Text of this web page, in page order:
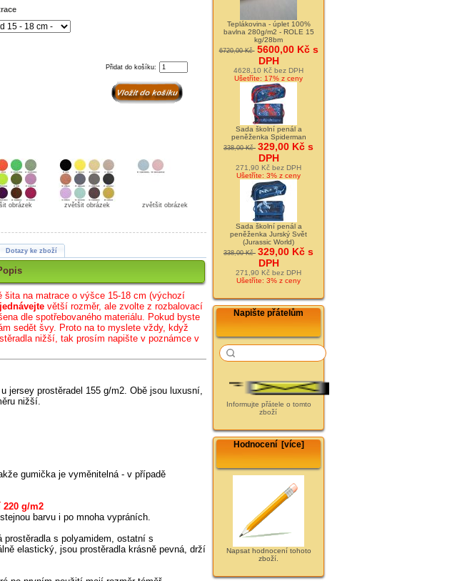
Přidat do košíku:
obrázek zvětšit obrázek zvětšit obrázek
Dotazy ke zboží
šita na matrace o výšce 15-18 cm (výc hozí
větší rozměr, ale zvolte z rozbalovací
dle spotřebovaného materiálu. Pokud byste
sedět švy. Proto na to myslete vždy, když
nižší, tak prosím napište v poznámce v
jersey prostěradel 155 g/m2. Obě jsou luxusní,
nižší.
gumička je vyměnitelná - v případě
220 g/m2
barvu i po mnoha vypráních.
s polyamidem, ostatní s
elastický, jsou prostěradla krásně pevná, drží
Teplákovina - úplet 100%
bavlna 280g/m2 - ROLE 15
kg/28bm
6720,00 Kč 5600,00 Kč s
DPH
4628,10 Kč bez DPH
Ušetříte: 17% z ceny
Sada školní penál a
peněženka Spiderman
338,00 Kč 329,00 Kč s
DPH
271,90 Kč bez DPH
Ušetříte: 3% z ceny
Sada školní penál a
peněženka Jurský Svět
(Jurassic World)
338,00 Kč 329,00 Kč s
DPH
271,90 Kč bez DPH
Ušetříte: 3% z ceny
Napište přátelům
Informujte přátele o tomto
zboží
Hodnocení [více]
Napsat hodnocení tohoto
zboží.